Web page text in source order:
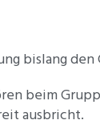
bislang
beim
ausbricht.